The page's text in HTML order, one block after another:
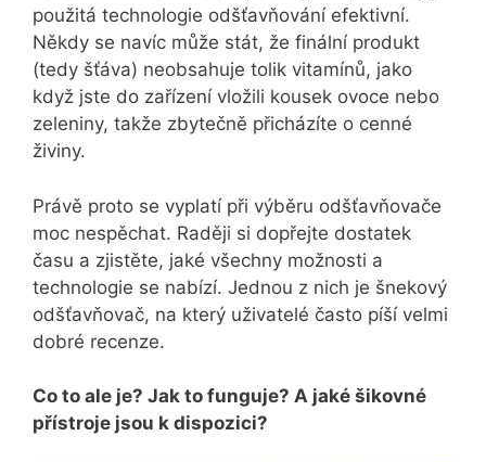
použitá technologie odšťavňování efektivní.
Někdy se navíc může stát, že finální produkt
(tedy šťáva) neobsahuje tolik vitamínů, jako
když jste do zařízení vložili kousek ovoce nebo
zeleniny, takže zbytečně přicházíte o cenné
živiny.
Právě proto se vyplatí při výběru odšťavňovače
moc nespěchat. Raději si dopřejte dostatek
času a zjistěte, jaké všechny možnosti a
technologie se nabízí. Jednou z nich je šnekový
odšťavňovač, na který uživatelé často píší velmi
dobré recenze.
Co to ale je? Jak to funguje? A jaké šikovné
přístroje jsou k dispozici?